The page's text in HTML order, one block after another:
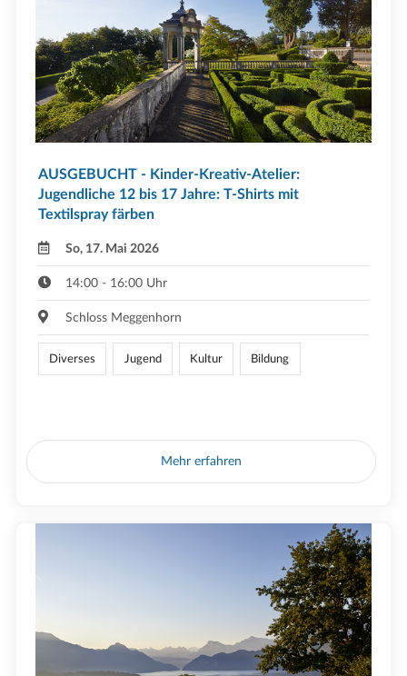
AUSGEBUCHT - Kinder-Kreativ-Atelier:
Jugendliche 12 bis 17 Jahre: T-Shirts mit
Textilspray färben
So, 17. Mai 2026
14:00 - 16:00 Uhr
Schloss Meggenhorn
Diverses Jugend Kultur Bildung
Mehr erfahren